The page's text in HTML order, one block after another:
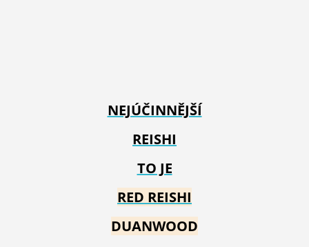
NEJÚČINNĚJŠÍ
REISHI
TO JE
RED REISHI
DUANWOOD